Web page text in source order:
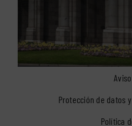
Protección de datos
Política